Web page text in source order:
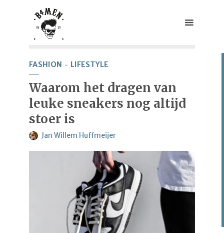
FASHION LIFESTYLE
Waarom het dragen van
leuke sneakers nog altijd
stoer is
Jan Willem Huffmeijer